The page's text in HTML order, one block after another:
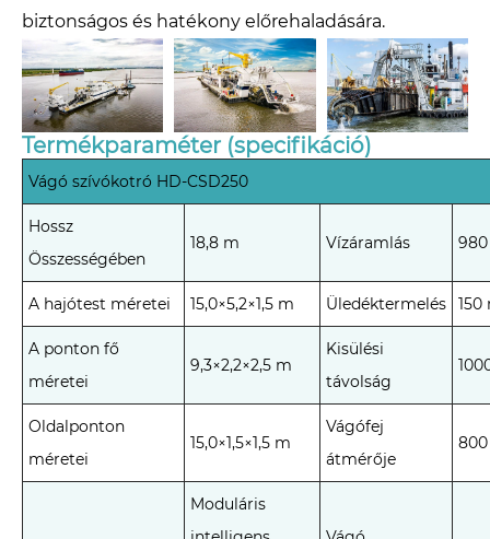
biztonságos és hatékony előrehaladására.
Termékparaméter (specifikáció)
Vágó szívókotró HD-CSD250
Hossz
Összességében
18,8 m Vízáramlás
A hajótest méretei 15,0×5,2×1,5 m Üledéktermelés 150
A ponton fő
méretei
9,3×2,2×2,5 m
Kisülési
távolság
Oldalponton
méretei
15,0×1,5×1,5 m
Vágófej
átmérője
Moduláris